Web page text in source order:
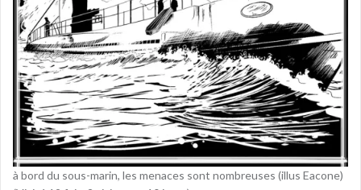
à bord du sous-marin, les menaces sont nombreuses (illus Eacone)